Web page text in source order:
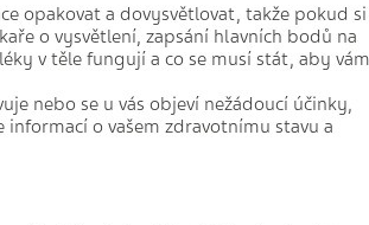
opakovat a dovysvětlovat, takže pokud si
o vysvětlení, zapsání hlavních bodů na
v těle fungují a co se musí stát, aby vám
nebo se u vás objeví nežádoucí účinky,
informací o vašem zdravotnímu stavu a